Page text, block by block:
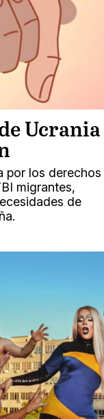
Ucrania
por los derechos
migrantes,
de